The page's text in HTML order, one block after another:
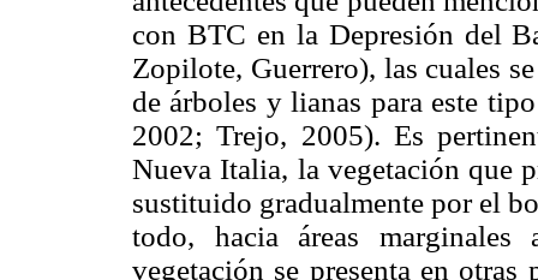
con BTC en la Depresión del
Zopilote, Guerrero), las cuales
de árboles y lianas para este
2002; Trejo, 2005). Es
Nueva Italia, la vegetación que
sustituido gradualmente por el
todo, hacia áreas
vegetación se presenta en